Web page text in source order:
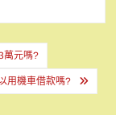
萬元嗎?
用機車借款嗎?